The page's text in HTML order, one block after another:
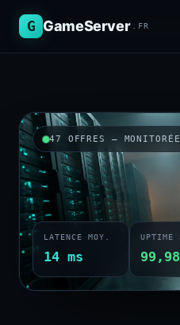
G GameServer .FR
47 OFFRES —
LATENCE MOY.
14 ms
UPTIME